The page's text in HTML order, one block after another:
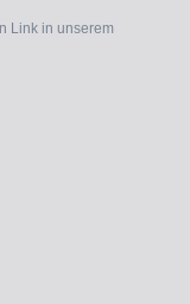
Link in unserem